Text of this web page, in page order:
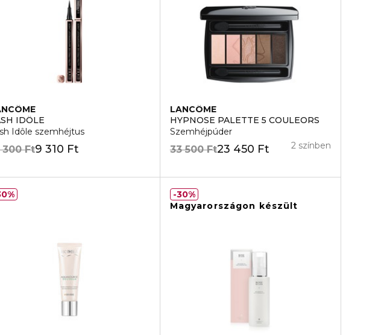
IDÔLE
Idôle szemhéjtus
9 310 Ft
300 Ft
LANCÔME
HYPNOSE PALETTE 5 COULEORS
Szemhéjpúder
23 450 Ft
33 500 Ft 2 színben
Magyarországon készült
30%